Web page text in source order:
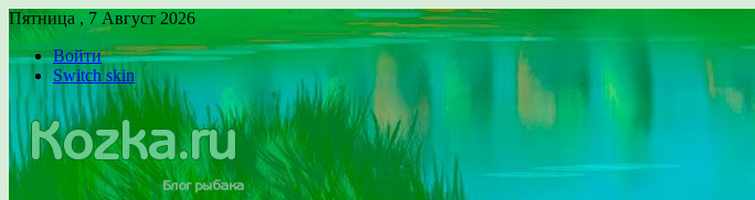
Пятница , 7 Август 2026
Войти
Switch skin